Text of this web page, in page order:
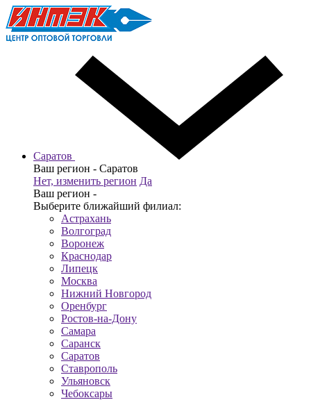
Саратов
Ваш регион - Саратов
Нет, изменить регион Да
Ваш регион -
Выберите ближайший филиал:
Астрахань
Волгоград
Воронеж
Краснодар
Липецк
Москва
Нижний Новгород
Оренбург
Ростов-на-Дону
Самара
Саранск
Саратов
Ставрополь
Ульяновск
Чебоксары